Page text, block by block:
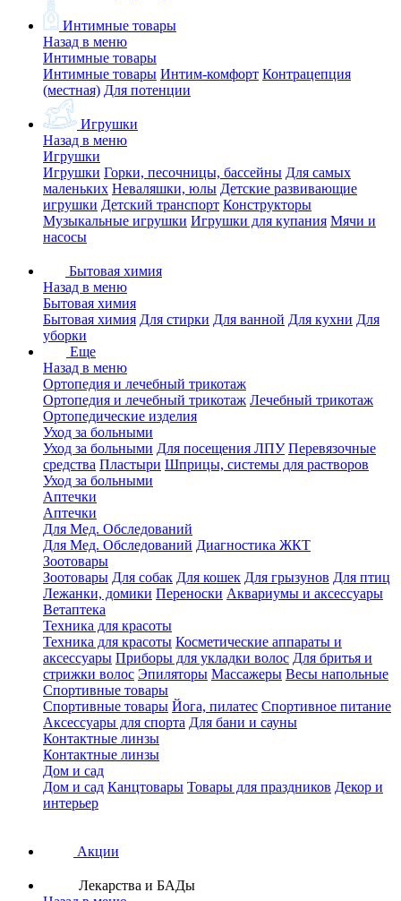
Интимные товары
Назад в меню
Интимные товары
Интимные товары Интим-комфорт Контрацепция
(местная) Для потенции
Игрушки
Назад в меню
Игрушки
Игрушки Горки, песочницы, бассейны Для самых
маленьких Неваляшки, юлы Детские развивающие
игрушки Детский транспорт Конструкторы
Музыкальные игрушки Игрушки для купания Мячи и
насосы
Бытовая химия
Назад в меню
Бытовая химия
Бытовая химия Для стирки Для ванной Для кухни Для
уборки
Еще
Назад в меню
Ортопедия и лечебный трикотаж
Ортопедия и лечебный трикотаж Лечебный трикотаж
Ортопедические изделия
Уход за больными
Уход за больными Для посещения ЛПУ Перевязочные
средства Пластыри Шприцы, системы для растворов
Уход за больными
Аптечки
Аптечки
Для Мед. Обследований
Для Мед. Обследований Диагностика ЖКТ
Зоотовары
Зоотовары Для собак Для кошек Для грызунов Для птиц
Лежанки, домики Переноски Аквариумы и аксессуары
Ветаптека
Техника для красоты
Техника для красоты Косметические аппараты и
аксессуары Приборы для укладки волос Для бритья и
стрижки волос Эпиляторы Массажеры Весы напольные
Спортивные товары
Спортивные товары Йога, пилатес Спортивное питание
Аксессуары для спорта Для бани и сауны
Контактные линзы
Контактные линзы
Дом и сад
Дом и сад Канцтовары Товары для праздников Декор и
интерьер
Акции
Лекарства и БАДы